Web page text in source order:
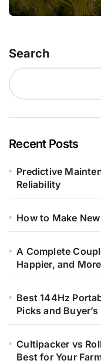
Search
Recent Posts
Predictive
Reliability
How to Make
A Complete
Happier, and
Best 144Hz
Picks and
Cultipacker vs
Best for Your